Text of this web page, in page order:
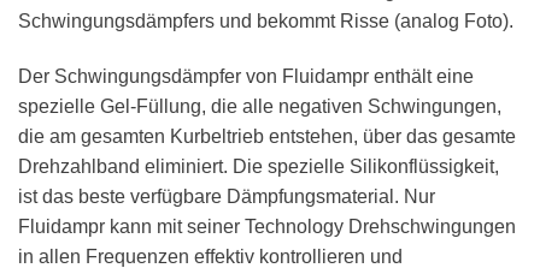
Schwingungsdämpfers und bekommt Risse (analog Foto).
Der Schwingungsdämpfer von Fluidampr enthält eine
spezielle Gel-Füllung, die alle negativen Schwingungen,
die am gesamten Kurbeltrieb entstehen, über das gesamte
Drehzahlband eliminiert. Die spezielle Silikonflüssigkeit,
ist das beste verfügbare Dämpfungsmaterial. Nur
Fluidampr kann mit seiner Technology Drehschwingungen
in allen Frequenzen effektiv kontrollieren und